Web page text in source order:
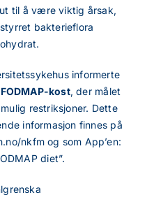
til å være viktig årsak,
bakterieflora
informerte
kost, der målet
restriksjoner. Dette
informasjon finnes på
nkfm og som App’en:
diet”.